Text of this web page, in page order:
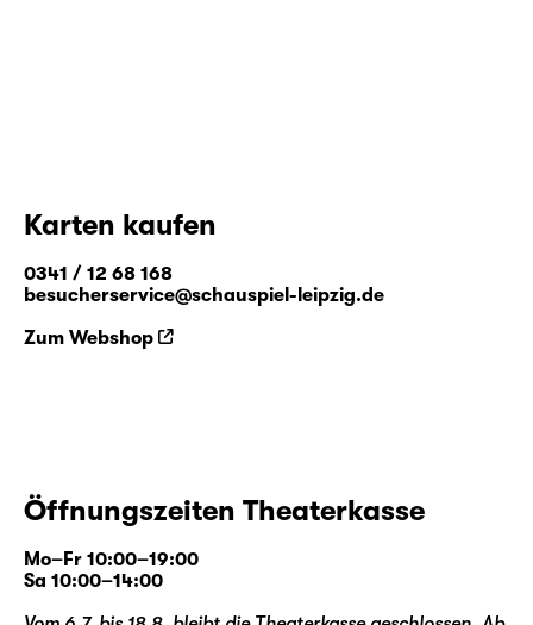
Karten kaufen
0341 / 12 68 168
besucherservice@schauspiel-leipzig.de
Zum Webshop
Öffnungszeiten Theaterkasse
Mo–Fr 10:00–19:00
Sa 10:00–14:00